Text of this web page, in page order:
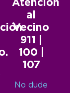
Atención
al
Vecino
911 |
100 |
107
No dude